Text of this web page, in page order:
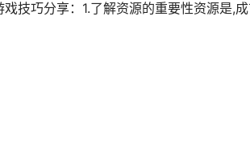
技巧分享：1.了解资源的重要性资源是,